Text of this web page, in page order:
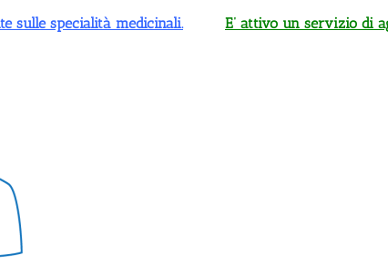
sulle specialità medicinali. E’ attivo un servizio di